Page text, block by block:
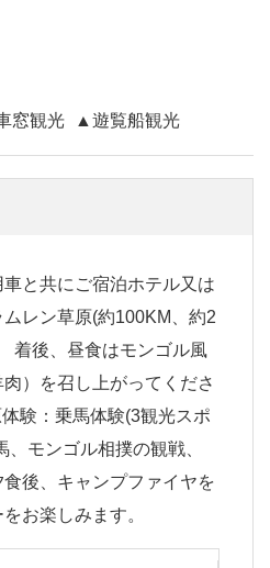
窓観光 ▲遊覧船観光
と共にご宿泊ホテル又は
レン草原(約100KM、約2
着後、昼食はモンゴル風
）を召し上がってくださ
験：乗馬体験(3観光スポ
モンゴル相撲の観戦、
後、キャンプファイヤを
お楽しみます。